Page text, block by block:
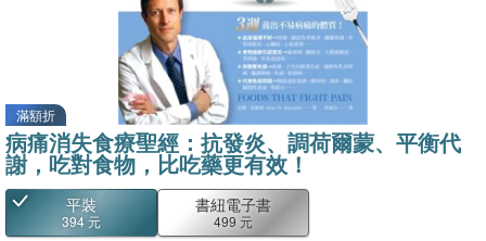
滿額折
病痛消失食療聖經：抗發炎、調荷爾蒙、平衡代
謝，吃對食物，比吃藥更有效！
平裝
394 元
書紐電子書
499 元